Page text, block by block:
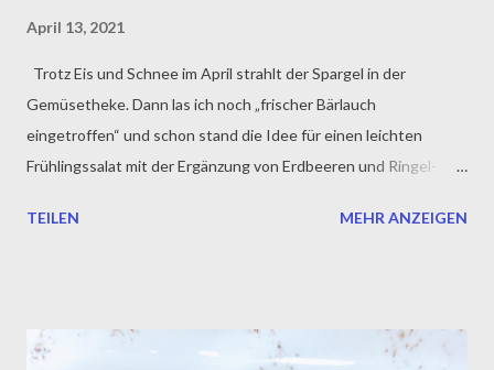
April 13, 2021
Trotz Eis und Schnee im April strahlt der Spargel in der
Gemüsetheke. Dann las ich noch „frischer Bärlauch
eingetroffen“ und schon stand die Idee für einen leichten
Frühlingssalat mit der Ergänzung von Erdbeeren und Ringel-
hervorragend an. Nach dem Motto, da trifft sich der
Frühling noch etwas herauszulocken gab es noch Frühlingslauch
TEILEN MEHR ANZEIGEN